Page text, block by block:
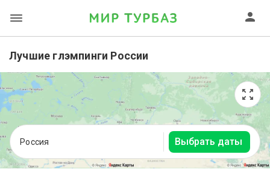
Лучшие глэмпинги России
Россия Выбрать даты